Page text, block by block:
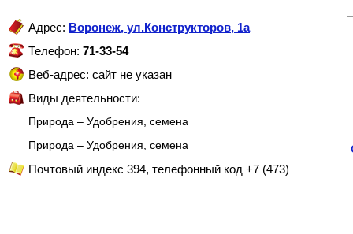
Адрес: Воронеж, ул.Конструкторов, 1а
Телефон: 71-33-54
Веб-адрес: сайт не указан
Виды деятельности:
Природа – Удобрения, семена
Природа – Удобрения, семена
Почтовый индекс 394, телефонный код +7 (473)